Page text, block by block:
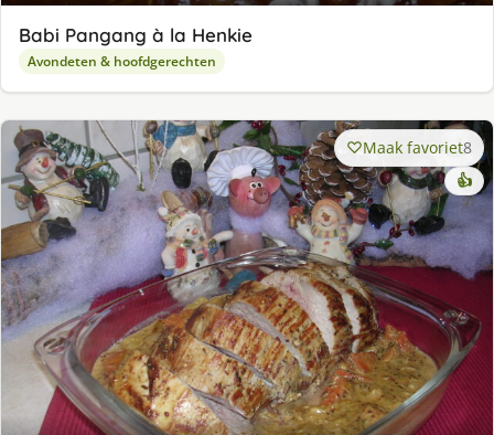
Babi Pangang à la Henkie
Avondeten & hoofdgerechten
Maak favoriet8
👍